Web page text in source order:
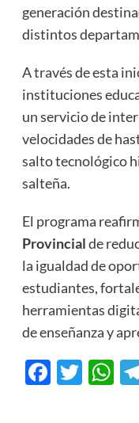
generación
distintos
A través de esta
instituciones
un servicio de
velocidades de
salto tecnológico
salteña.
El programa
Provincialde
la igualdad de
estudiantes,
herramientas
de enseñanza y